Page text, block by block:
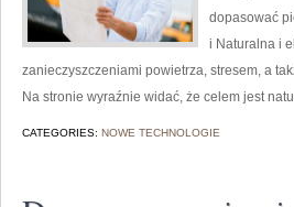
dopasować
i Naturalna i
zanieczyszczeniami powietrza, stresem, a
Na stronie wyraźnie widać, że celem jest
CATEGORIES: NOWE TECHNOLOGIE